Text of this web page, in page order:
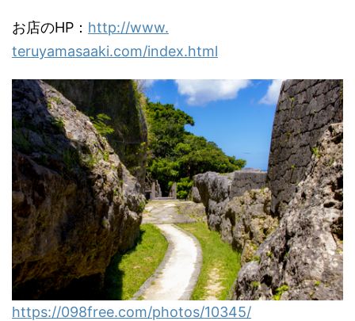
お店のHP： http://www.
teruyamasaaki.com/index.html
https://098free.com/photos/10345/